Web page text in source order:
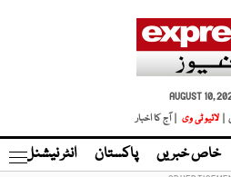
AUGUST 10,
|
لائیو ٹی وی | آج کا اخبار
خاص خبریں پاکستان انٹر نیشنل